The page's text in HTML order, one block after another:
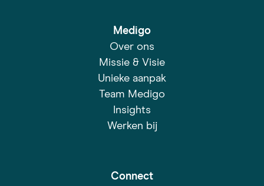
Medigo
Over ons
Missie & Visie
Unieke aanpak
Team Medigo
Insights
Werken bij
Connect